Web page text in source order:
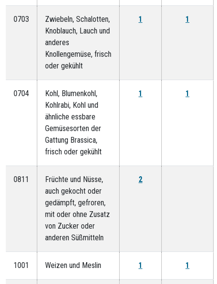
0703
Zwiebeln, Schalotten,
Knoblauch, Lauch und
anderes
Knollengemüse, frisch
oder gekühlt
1 1
0704
Kohl, Blumenkohl,
Kohlrabi, Kohl und
ähnliche essbare
Gemüsesorten der
Gattung Brassica,
frisch oder gekühlt
1 1
0811
Früchte und Nüsse,
auch gekocht oder
gedämpft, gefroren,
mit oder ohne Zusatz
von Zucker oder
anderen Süßmitteln
2
1001 Weizen und Meslin 1 1